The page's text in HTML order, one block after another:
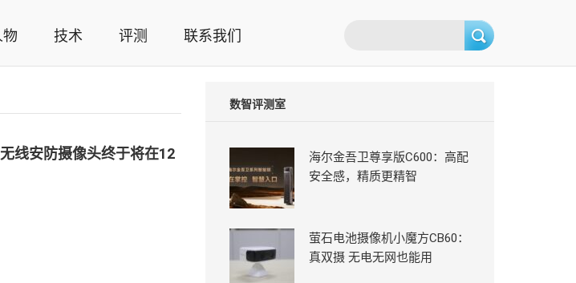
，智能家居行业观点，智能家居项目案例
物 技术 评测 联系我们
线安防摄像头终于将在12
数智评测室
海尔金吾卫尊享版C600：高配
安全感，精质更精智
萤石电池摄像机小魔方CB60：
真双摄 无电无网也能用